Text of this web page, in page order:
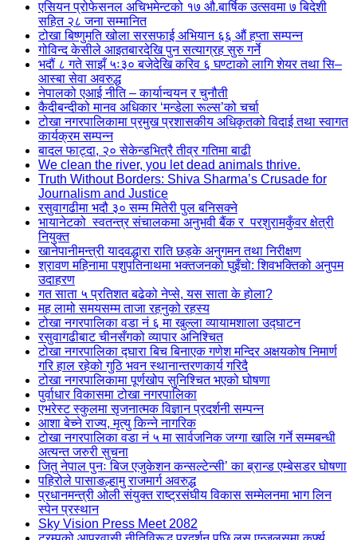
एसियन प्रोफेसनल अचिभमेन्टको १७ औ.बार्षिक उत्सवमा ७ बिदेशी
सहित २८ जना सम्मानित
टोखा बिष्णुमति खोला सरसफाई अभियान ६६ औं हप्ता सम्पन्न
गोविन्द केसीले आइतबारदेखि पुन सत्याग्रह सुरु गर्ने
भदौं ८ गते साझँ ५ः३० बजेदेखि करिव ६ घण्टाको लागि शेयर तथा सि–
आस्बा सेवा अवरुद्ध
नेपालको एआई नीति – कार्यान्वयन र चुनौती
कैदीबन्दीको मानव अधिकार ‘मन्डेला रूल्स’को चर्चा
टोखा नगरपालिकामा प्रमुख प्रशासकीय अधिकृतको विदाई तथा स्वागत
कार्यक्रम सम्पन्न
बादल फाट्दा, २० सेकेन्डभित्रै तीव्र गतिमा बाढी
We clean the river, you let dead animals thrive.
Truth Without Borders: Shiva Sharma’s Crusade for
Journalism and Justice
रसुवागढीमा भदौ ३० सम्म मितेरी पुल बनिसक्ने
भायानेटको स्वतन्त्र संचालकमा अनुभवी बैंक र परशुरामकुँवर क्षेत्री
नियुक्त
खानेपानीमन्त्री यादवद्धारा राति छड्के अनुगमन तथा निरीक्षण
श्रावण महिनामा पशुपतिनाथमा भक्तजनको घुइँचो: शिवभक्तिको अनुपम
उदाहरण
गत साता ५ प्रतिशत बढेको नेप्से, यस साता के होला?
मह लामो समयसम्म ताजा रहनुको रहस्य
टोखा नगरपालिका वडा नं ६ मा खुल्ला व्यायामशाला उद्घाटन
रसुवागढीबाट चीनसँगको व्यापार अनिश्चित
टोखा नगरपालिका द्घारा बिच बिनाएक गणेश मन्दिर अक्षयकोष निमार्ण
गरि हाल रहेको गुठि भवन स्थानान्तरणकार्य गरिदै
टोखा नगरपालिकामा पूर्णखोप सुनिश्चित भएको घोषणा
पुर्वाधार विकासमा टोखा नगरपालिका
एभरेस्ट स्कुलमा सृजनात्मक विज्ञान प्रदर्शनी सम्पन्न
आशा बेच्ने राज्य, मृत्यु किन्ने नागरिक
टोखा नगरपालिका वडा नं ५ मा सार्वजनिक जग्गा खालि गर्ने सम्मबन्धी
अत्यन्त जरुरी सुचना
जितु नेपाल पुनः बिज एजुकेशन कन्सल्टेन्सी’ का ब्रान्ड एम्बेसडर घोषणा
पहिरोले पासाङल्हामु राजमार्ग अवरुद्ध
प्रधानमन्त्री ओली संयुक्त राष्ट्रसंघीय विकास सम्मेलनमा भाग लिन
स्पेन प्रस्थान
Sky Vision Press Meet 2082